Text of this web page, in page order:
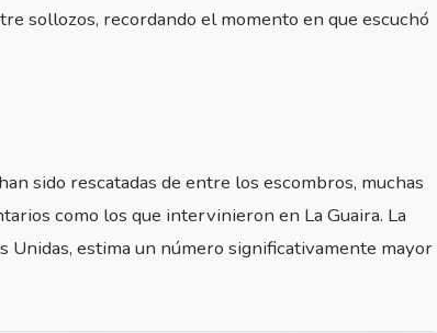
sollozos, recordando el momento en que escuchó
sido rescatadas de entre los escombros, muchas
como los que intervinieron en La Guaira. La
Unidas, estima un número significativamente mayor